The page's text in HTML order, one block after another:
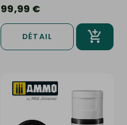
99,99 €
DÉTAIL